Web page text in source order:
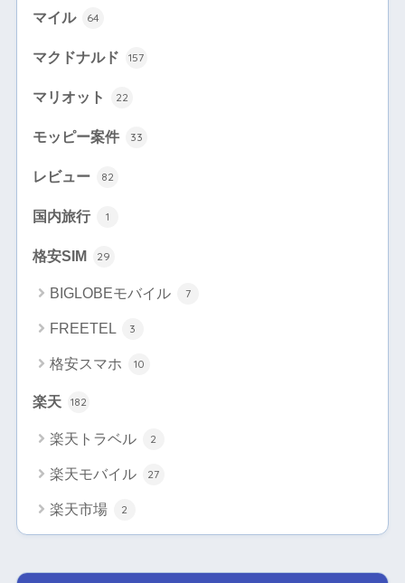
マイル 64
マクドナルド 157
マリオット 22
モッピー案件 33
レビュー 82
国内旅行 1
格安SIM 29
BIGLOBEモバイル 7
FREETEL 3
格安スマホ 10
楽天 182
楽天トラベル 2
楽天モバイル 27
楽天市場 2